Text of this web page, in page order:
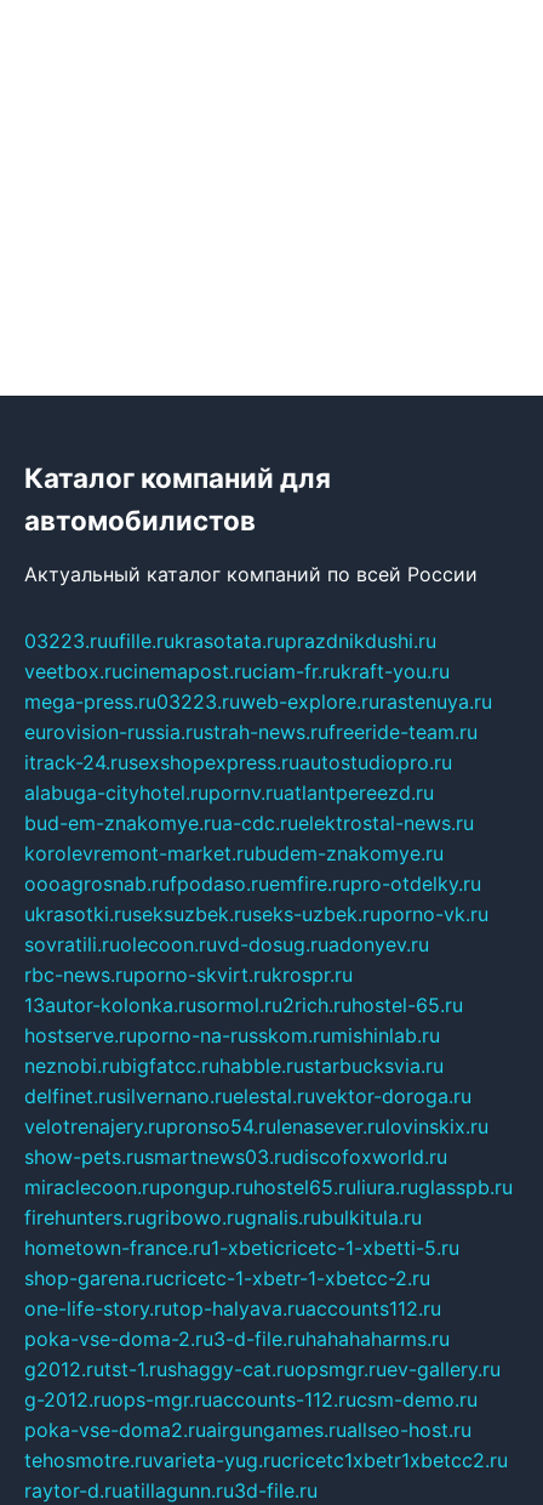
Каталог компаний для
автомобилистов
Актуальный каталог компаний по всей России
03223.ruufille.rukrasotata.ruprazdnikdushi.ru
veetbox.rucinemapost.ruciam-fr.rukraft-you.ru
mega-press.ru03223.ruweb-explore.rurastenuya.ru
eurovision-russia.rustrah-news.rufreeride-team.ru
itrack-24.rusexshopexpress.ruautostudiopro.ru
alabuga-cityhotel.rupornv.ruatlantpereezd.ru
bud-em-znakomye.rua-cdc.ruelektrostal-news.ru
korolevremont-market.rubudem-znakomye.ru
oooagrosnab.rufpodaso.ruemfire.rupro-otdelky.ru
ukrasotki.ruseksuzbek.ruseks-uzbek.ruporno-vk.ru
sovratili.ruolecoon.ruvd-dosug.ruadonyev.ru
rbc-news.ruporno-skvirt.rukrospr.ru
13autor-kolonka.rusormol.ru2rich.ruhostel-65.ru
hostserve.ruporno-na-russkom.rumishinlab.ru
neznobi.rubigfatcc.ruhabble.rustarbucksvia.ru
delfinet.rusilvernano.ruelestal.ruvektor-doroga.ru
velotrenajery.rupronso54.rulenasever.rulovinskix.ru
show-pets.rusmartnews03.rudiscofoxworld.ru
miraclecoon.rupongup.ruhostel65.ruliura.ruglasspb.ru
firehunters.rugribowo.rugnalis.rubulkitula.ru
hometown-france.ru1-xbeticricetc-1-xbetti-5.ru
shop-garena.rucricetc-1-xbetr-1-xbetcc-2.ru
one-life-story.rutop-halyava.ruaccounts112.ru
poka-vse-doma-2.ru3-d-file.ruhahahaharms.ru
g2012.rutst-1.rushaggy-cat.ruopsmgr.ruev-gallery.ru
g-2012.ruops-mgr.ruaccounts-112.rucsm-demo.ru
poka-vse-doma2.ruairgungames.ruallseo-host.ru
tehosmotre.ruvarieta-yug.rucricetc1xbetr1xbetcc2.ru
raytor-d.ruatillagunn.ru3d-file.ru